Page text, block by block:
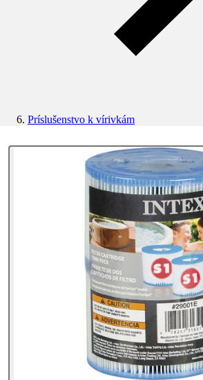
Príslušenstvo k vírivkám